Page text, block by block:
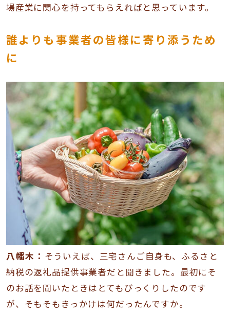
場産業に関心を持ってもらえればと思っています。
誰よりも事業者の皆様に寄り添うため
に
八幡木： そういえば、三宅さんご自身も、ふるさと
納税の返礼品提供事業者だと聞きました。最初にそ
のお話を聞いたときはとてもびっくりしたのです
が、そもそもきっかけは何だったんですか。